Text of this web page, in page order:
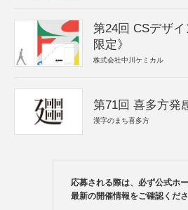
第24回 CSデザ
限定》
株式会社中川ケミカル
第71回 喜多方発
漢字のまち喜多方
応募される際は、必ず公式ホ
最新の開催情報をご確認くださ